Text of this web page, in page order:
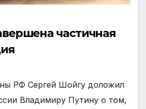
частичная
РФ Сергей Шойгу доложил
Владимиру Путину о том,